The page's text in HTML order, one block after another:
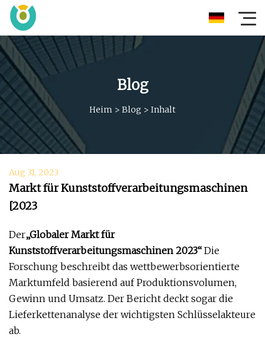
Blog
Heim > Blog > Inhalt
Aug 31, 2023
Markt für Kunststoffverarbeitungsmaschinen
[2023
Der„Globaler Markt für
Kunststoffverarbeitungsmaschinen 2023“ Die
Forschung beschreibt das wettbewerbsorientierte
Marktumfeld basierend auf Produktionsvolumen,
Gewinn und Umsatz. Der Bericht deckt sogar die
Lieferkettenanalyse der wichtigsten Schlüsselakteure
ab.